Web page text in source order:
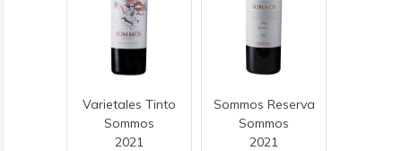
Varietales Tinto
Sommos
2021
Sommos Reserva
Sommos
2021